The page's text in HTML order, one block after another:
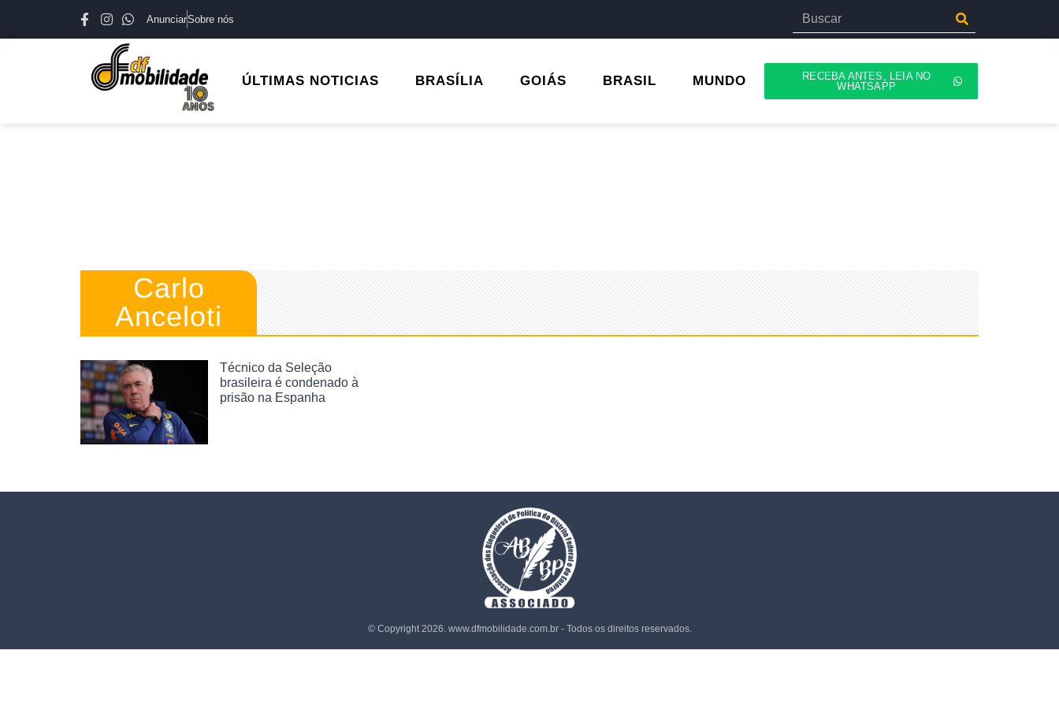
AnunciarSobre nós
ÚLTIMAS NOTICIAS BRASÍLIA GOIÁS BRASIL MUNDO
RECEBA ANTES, LEIA NO
WHATSAPP
Carlo
Anceloti
Técnico da Seleção
brasileira é condenado à
prisão na Espanha
© Copyright 2026. www.dfmobilidade.com.br - Todos os direitos reservados.